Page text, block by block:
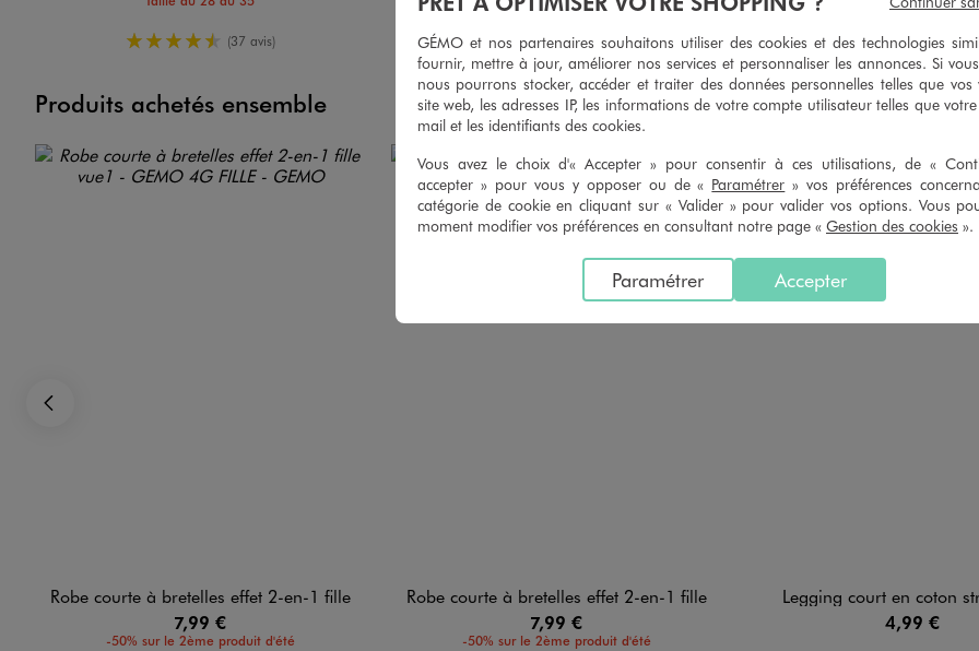
4.5/5 de moyenne
(37 avis) 5/5 de moyenne
(3 avis) 5/5 de (9
Produits achetés ensemble
Robe courte à bretelles effet 2-en-1 fille
7,99 €
-50% sur le 2ème produit d'été
Robe courte à bretelles effet 2-en-1 fille
7,99 €
-50% sur le 2ème produit d'été
Legging court en coton
4,99 €
GÉMO et nos partenaires souhaitons utiliser des cookies et des technologies
fournir, mettre à jour, améliorer nos services et personnaliser les annonces. Si
nous pourrons stocker, accéder et traiter des données personnelles telles que vos
site web, les adresses IP, les informations de votre compte utilisateur telles que
mail et les identifiants des cookies.
Vous avez le choix d'« Accepter » pour consentir à ces utilisations, de «
accepter » pour vous y opposer ou de « Paramétrer » vos préférences
catégorie de cookie en cliquant sur « Valider » pour valider vos options. Vous
moment modifier vos préférences en consultant notre page « Gestion des cookies ».
Accepter
Paramétrer